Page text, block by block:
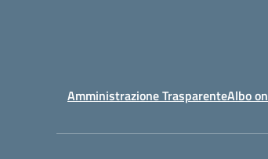
Amministrazione TrasparenteAlbo